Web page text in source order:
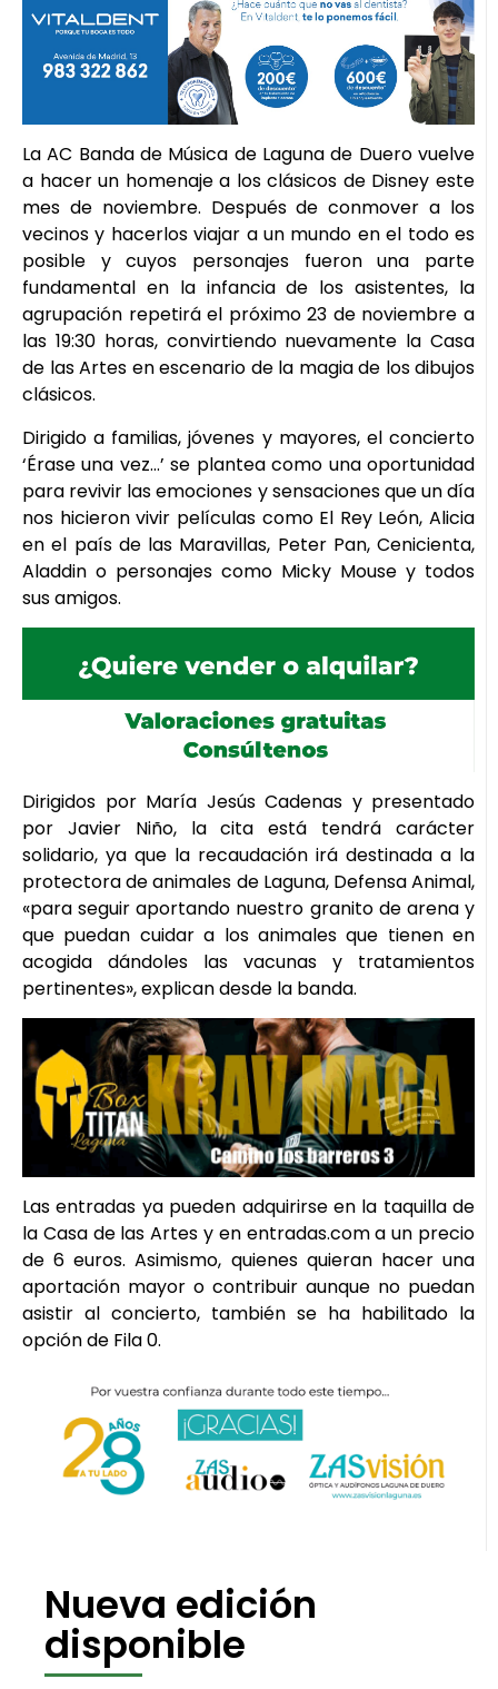
La AC Banda de Música de Laguna de Duero vuelve
a hacer un homenaje a los clásicos de Disney este
mes de noviembre. Después de conmover a los
vecinos y hacerlos viajar a un mundo en el todo es
posible y cuyos personajes fueron una parte
fundamental en la infancia de los asistentes, la
agrupación repetirá el próximo 23 de noviembre a
las 19:30 horas, convirtiendo nuevamente la Casa
de las Artes en escenario de la magia de los dibujos
clásicos.
Dirigido a familias, jóvenes y mayores, el concierto
‘Érase una vez…’ se plantea como una oportunidad
para revivir las emociones y sensaciones que un día
nos hicieron vivir películas como El Rey León, Alicia
en el país de las Maravillas, Peter Pan, Cenicienta,
Aladdin o personajes como Micky Mouse y todos
sus amigos.
Dirigidos por María Jesús Cadenas y presentado
por Javier Niño, la cita está tendrá carácter
solidario, ya que la recaudación irá destinada a la
protectora de animales de Laguna, Defensa Animal,
«para seguir aportando nuestro granito de arena y
que puedan cuidar a los animales que tienen en
acogida dándoles las vacunas y tratamientos
pertinentes», explican desde la banda.
Las entradas ya pueden adquirirse en la taquilla de
la Casa de las Artes y en entradas.com a un precio
de 6 euros. Asimismo, quienes quieran hacer una
aportación mayor o contribuir aunque no puedan
asistir al concierto, también se ha habilitado la
opción de Fila 0.
Nueva edición
disponible